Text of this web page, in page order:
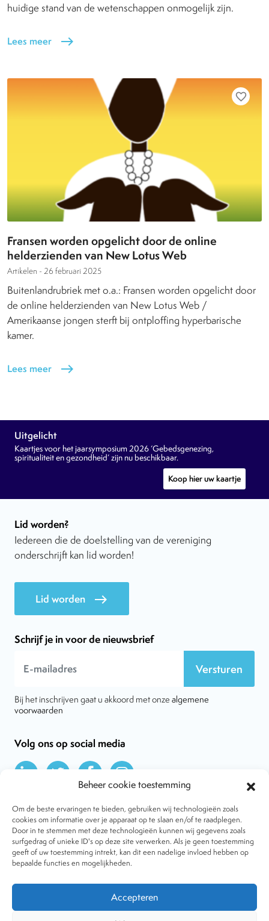
Beheer cookie toestemming
Om de beste ervaringen te bieden, gebruiken wij technologieën zoals
cookies om informatie over je apparaat op te slaan en/of te raadplegen.
Door in te stemmen met deze technologieën kunnen wij gegevens zoals
surfgedrag of unieke ID's op deze site verwerken. Als je geen toestemming
geeft of uw toestemming intrekt, kan dit een nadelige invloed hebben op
bepaalde functies en mogelijkheden.
Accepteren
huidige stand van de wetenschappen onmogelijk zijn.
Lees meer east
favorite_border
Fransen worden opgelicht door de online
helderzienden van New Lotus Web
Artikelen - 26 februari 2025
Buitenlandrubriek met o.a.: Fransen worden opgelicht door
de online helderzienden van New Lotus Web /
Amerikaanse jongen sterft bij ontploffing hyperbarische
kamer.
Lees meer east
Uitgelicht
Kaartjes voor het jaarsymposium 2026 ‘Gebedsgenezing,
spiritualiteit en gezondheid’ zijn nu beschikbaar.
Koop hier uw kaartje
Lid worden?
Iedereen die de doelstelling van de vereniging
onderschrijft kan lid worden!
Lid worden east
Schrijf je in voor de nieuwsbrief
Versturen
Bij het inschrijven gaat u akkoord met onze algemene
voorwaarden
Volg ons op social media
Over VtdK
Contact
Nieuws
Behandelwijzen
Dossiers
Tijdschrift